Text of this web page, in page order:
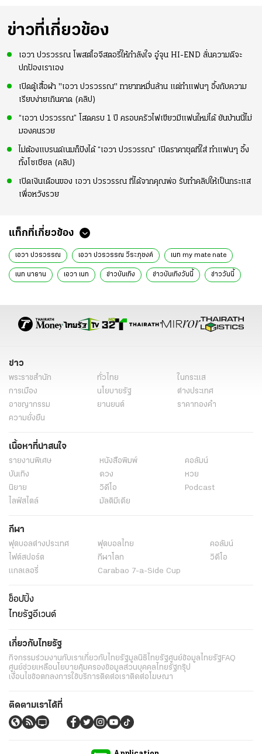
ข่าวที่เกี่ยวข้อง
เอวา ปวรวรรณ โพสต์ไอจีสตอรี่ให้กำลังใจ อู๋จุน HI-END ลั่นความดีจะ
ปกป้องเราเอง
เปิดตู้เสื้อผ้า "เอวา ปวรวรรณ" ทายาทหมื่นล้าน แต่ทำแฟนๆ อึ้งกับความ
เรียบง่ายเกินคาด (คลิป)
“เอวา ปวรวรรณ” โสดครบ 1 ปี ครอบครัวไฟเขียวมีแฟนใหม่ได้ ยันบ้านนี้ไม่
มองคนรวย
ไม่ต้องแบรนด์เนมก็ปังได้ “เอวา ปวรวรรณ” เปิดราคาชุดที่ใส่ ทำแฟนๆ อึ้ง
ทั้งโซเชียล (คลิป)
เปิดเงินเดือนของ เอวา ปวรวรรณ ที่ได้จากคุณพ่อ รับทำคลิปให้เป็นกระแส
เพื่อหวังรวย
แท็กที่เกี่ยวข้อง
เอวา ปวรวรรณ เอวา ปวรวรรณ วีระภุชงค์ เนท my mate nate
เนท นาธาน เอวา เนท ข่าวบันเทิง ข่าวบันเทิงวันนี้ ข่าววันนี้
ข่าว
พระราชสำนัก ทั่วไทย
ในกระแส
การเมือง
นโยบายรัฐ
ต่างประเทศ
อาชญากรรม
ยานยนต์
ราคาทองคำ
ความยั่งยืน
เนื้อหาที่น่าสนใจ
รายงานพิเศษ หนังสือพิมพ์
คอลัมน์
บันเทิง
ดวง
หวย
นิยาย
วิดีโอ
Podcast
ไลฟ์สไตล์
มัลติมีเดีย
กีฬา
ฟุตบอลต่่างประเทศ ฟุตบอลไทย
คอลัมน์
ไฟต์สปอร์ต
กีฬาโลก
วิดีโอ
แกลเลอรี่
Carabao 7-a-Side Cup
ช็อปปิ้ง
ไทยรัฐอีเวนต์
เกี่ยวกับไทยรัฐ
กิจกรรมร่วมงานกับเราเกี่ยวกับไทยรัฐมูลนิธิไทยรัฐศูนย์ข้อมูลไทยรัฐFAQ
ศูนย์ช่วยเหลือนโยบายคุ้มครองข้อมูลส่วนบุคคลไทยรัฐกรุ๊ป
เงื่อนไขข้อตกลงการใช้บริการติดต่อเราติดต่อโฆษณา
ติดตามเราได้ที่